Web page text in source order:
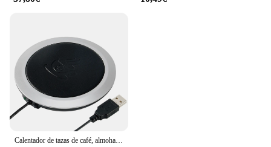
Calentador de tazas de café, almohadilla calefactora de agua y leche, esterilla cálida, posavasos de temperatura constante, 110/220V, enchufe europeo